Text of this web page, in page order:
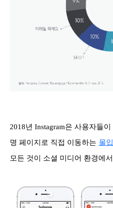
2018년 Instagram은 사용자들
명 페이지로 직접 이동하는 몰
모든 것이 소셜 미디어 환경에